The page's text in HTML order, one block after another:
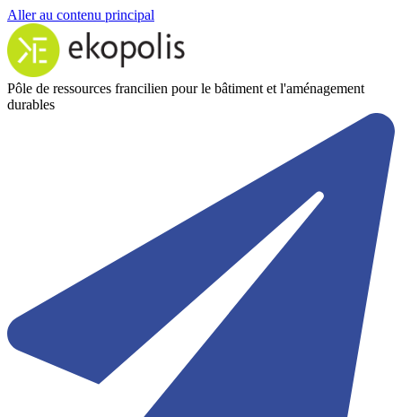
Aller au contenu principal
Pôle de ressources francilien pour le bâtiment et l'aménagement
durables